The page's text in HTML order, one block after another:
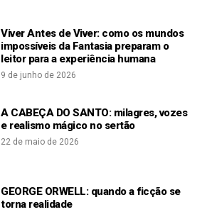
Viver Antes de Viver: como os mundos
impossíveis da Fantasia preparam o
leitor para a experiência humana
9 de junho de 2026
A CABEÇA DO SANTO: milagres, vozes
e realismo mágico no sertão
22 de maio de 2026
GEORGE ORWELL: quando a ficção se
torna realidade